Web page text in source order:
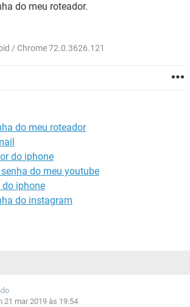
EXCEL
do meu roteador.
/ Chrome 72.0.3626.121
do meu roteador
do iphone
do meu youtube
do iphone
do instagram
21 mar 2019 às 19:54